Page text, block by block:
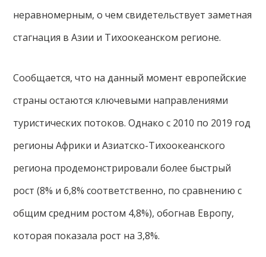
неравномерным, о чем свидетельствует заметная
стагнация в Азии и Тихоокеанском регионе.
Сообщается, что на данный момент европейские
страны остаются ключевыми направлениями
туристических потоков. Однако с 2010 по 2019 год
регионы Африки и Азиатско-Тихоокеанского
региона продемонстрировали более быстрый
рост (8% и 6,8% соответственно, по сравнению с
общим средним ростом 4,8%), обогнав Европу,
которая показала рост на 3,8%.